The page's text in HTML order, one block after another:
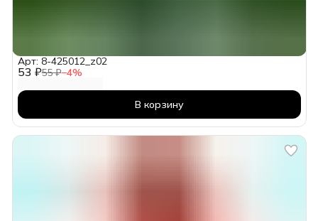
53 ₽55 ₽−4%
Арт: 8-425012_z02
В корзину